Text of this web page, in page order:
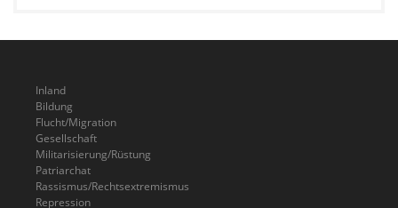
Inland
Bildung
Flucht/Migration
Gesellschaft
Militarisierung/Rüstung
Patriarchat
Rassismus/Rechtsextremismus
Repression